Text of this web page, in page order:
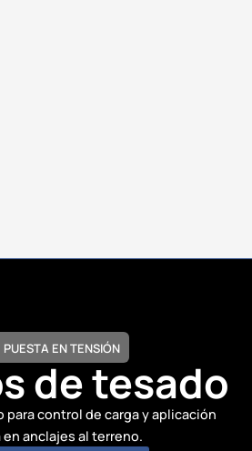
PUESTA EN TENSIÓN
de tesado
para control de carga y aplicación
en anclajes al terreno.